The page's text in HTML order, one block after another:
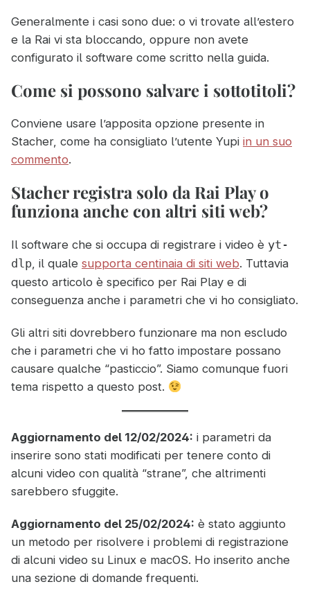
Generalmente i casi sono due: o vi trovate all’estero
e la Rai vi sta bloccando, oppure non avete
configurato il software come scritto nella guida.
Come si possono salvare i sottotitoli?
Conviene usare l’apposita opzione presente in
Stacher, come ha consigliato l’utente Yupi in un suo
commento.
Stacher registra solo da Rai Play o
funziona anche con altri siti web?
Il software che si occupa di registrare i video è yt-
dlp , il quale supporta centinaia di siti web. Tuttavia
questo articolo è specifico per Rai Play e di
conseguenza anche i parametri che vi ho consigliato.
Gli altri siti dovrebbero funzionare ma non escludo
che i parametri che vi ho fatto impostare possano
causare qualche “pasticcio”. Siamo comunque fuori
tema rispetto a questo post.
Aggiornamento del 12/02/2024: i parametri da
inserire sono stati modificati per tenere conto di
alcuni video con qualità “strane”, che altrimenti
sarebbero sfuggite.
Aggiornamento del 25/02/2024: è stato aggiunto
un metodo per risolvere i problemi di registrazione
di alcuni video su Linux e macOS. Ho inserito anche
una sezione di domande frequenti.